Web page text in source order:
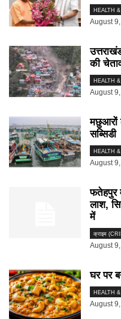
HEALTH
August
की
HEALTH
August
मछुआरों
सब्सिडी
HEALTH
August
फतेहपुर
लाश,
में
क्राइम
August
घर पर
HEALTH
August